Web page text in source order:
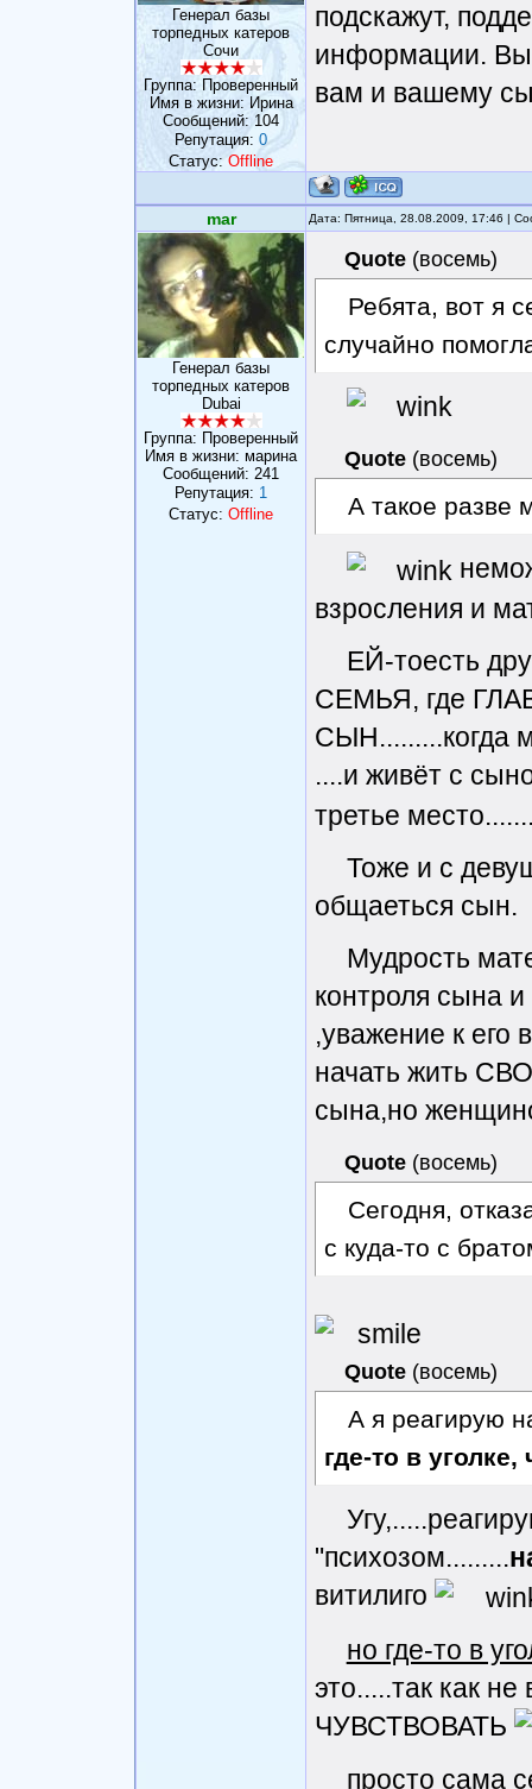
Генерал базы
торпедных катеров
Сочи
Группа: Проверенный
Имя в жизни: Ирина
Сообщений: 104
Репутация: 0
Статус:Offline
подскажут,
информации. Вы
вам и вашему
mar Дата: Пятница, 28.08.2009, 17:46 |
Генерал базы
торпедных катеров
Dubai
Группа: Проверенный
Имя в жизни: марина
Сообщений: 241
Репутация: 1
Статус: Offline
Quote (восемь)
Ребята, вот я
случайно
Quote (восемь)
А такое разве
взросления и
ЕЙ-тоесть
СЕМЬЯ, где
СЫН.........когда
....и живёт с
третье
Тоже и с
общаеться сын.
Мудрость
контроля сына
,уважение к его
начать жить
сына,но
Quote (восемь)
Сегодня,
с куда-то с
Quote (восемь)
А я реагирую
где-то в
"психозом.........
витилиго
но где-то в
это.....так как
ЧУВСТВОВАТЬ
просто сама